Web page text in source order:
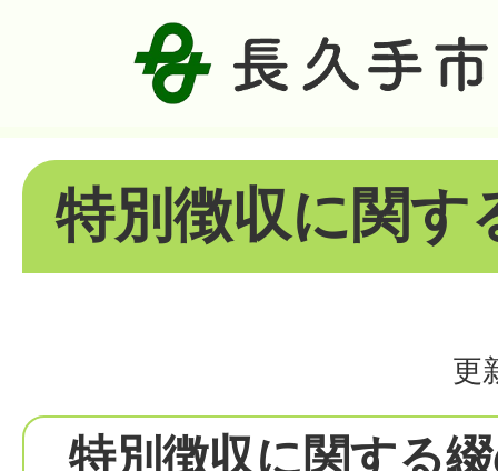
特別徴収に関す
更
特別徴収に関する